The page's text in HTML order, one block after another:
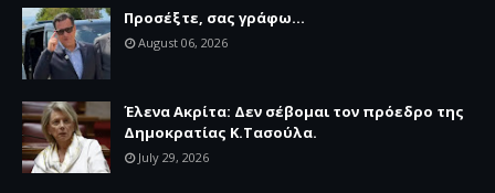
Προσέξτε, σας γράφω...
August 06, 2026
Έλενα Ακρίτα: Δεν σέβομαι τον πρόεδρο της
Δημοκρατίας Κ.Τασούλα.
July 29, 2026